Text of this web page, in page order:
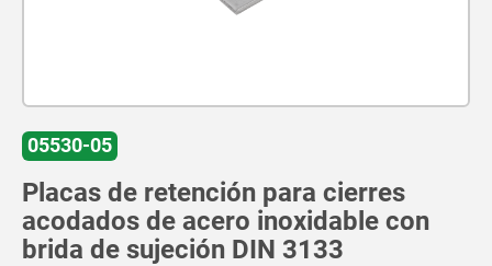
05530-05
Placas de retención para cierres
acodados de acero inoxidable con
brida de sujeción DIN 3133